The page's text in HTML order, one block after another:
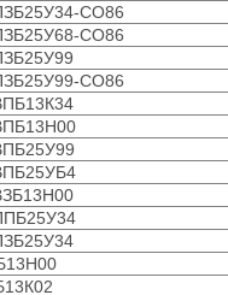
СО86
СО86
СО86